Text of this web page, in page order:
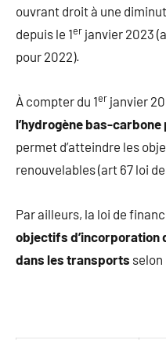
ouvrant droit à une
depuis le 1er janvier 2023
pour 2022).
À compter du 1er janvier
l’hydrogène bas-
permet d’atteindre les
renouvelables (art 67 loi
Par ailleurs, la loi de
objectifs d’incorporation
dans les transports selon